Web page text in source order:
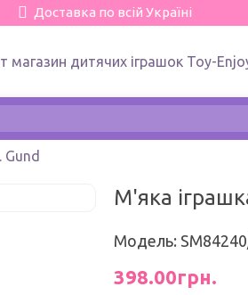
Доставка по всій Україні
М'яка
Модель:
398.00грн.